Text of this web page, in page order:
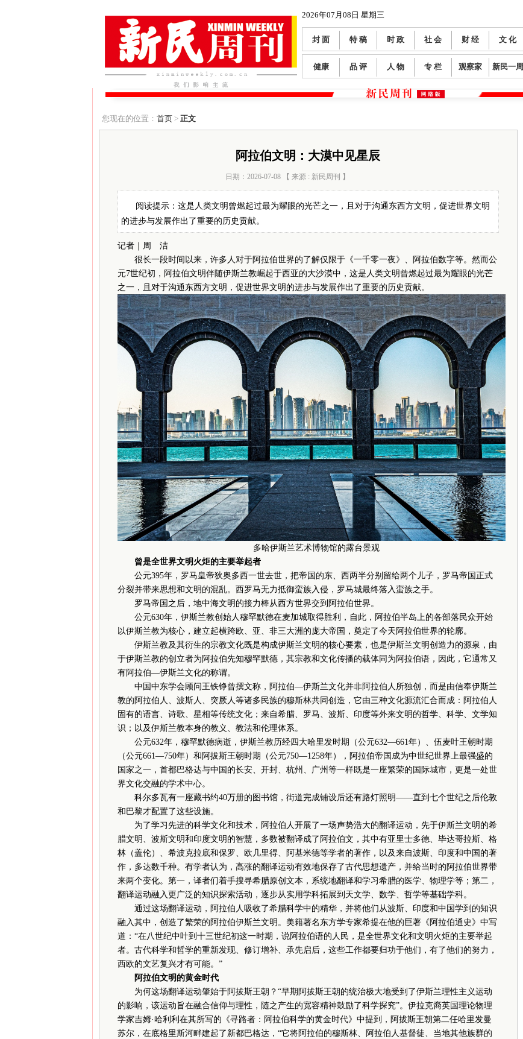
2026年07月08日 星期三
封 面 特 稿 时 政 社 会 财 经 文 化
健康 品 评 人 物 专 栏 观察家 新民一周
您现在的位置： 首页> 正文
阿拉伯文明：大漠中见星辰
日期：2026-07-08 【 来源 : 新民周刊 】
阅读提示：这是人类文明曾燃起过最为耀眼的光芒之一，且对于沟通东西方文明，促进世界文明
的进步与发展作出了重要的历史贡献。
记者｜周 洁
很长一段时间以来，许多人对于阿拉伯世界的了解仅限于《一千零一夜》、阿拉伯数字等。然而公
元7世纪初，阿拉伯文明伴随伊斯兰教崛起于西亚的大沙漠中，这是人类文明曾燃起过最为耀眼的光芒
之一，且对于沟通东西方文明，促进世界文明的进步与发展作出了重要的历史贡献。
多哈伊斯兰艺术博物馆的露台景观
曾是全世界文明火炬的主要举起者
公元395年，罗马皇帝狄奥多西一世去世，把帝国的东、西两半分别留给两个儿子，罗马帝国正式
分裂并带来思想和文明的混乱。西罗马无力抵御蛮族入侵，罗马城最终落入蛮族之手。
罗马帝国之后，地中海文明的接力棒从西方世界交到阿拉伯世界。
公元630年，伊斯兰教创始人穆罕默德在麦加城取得胜利，自此，阿拉伯半岛上的各部落民众开始
以伊斯兰教为核心，建立起横跨欧、亚、非三大洲的庞大帝国，奠定了今天阿拉伯世界的轮廓。
伊斯兰教及其衍生的宗教文化既是构成伊斯兰文明的核心要素，也是伊斯兰文明创造力的源泉，由
于伊斯兰教的创立者为阿拉伯先知穆罕默德，其宗教和文化传播的载体同为阿拉伯语，因此，它通常又
有阿拉伯—伊斯兰文化的称谓。
中国中东学会顾问王铁铮曾撰文称，阿拉伯—伊斯兰文化并非阿拉伯人所独创，而是由信奉伊斯兰
教的阿拉伯人、波斯人、突厥人等诸多民族的穆斯林共同创造，它由三种文化源流汇合而成：阿拉伯人
固有的语言、诗歌、星相等传统文化；来自希腊、罗马、波斯、印度等外来文明的哲学、科学、文学知
识；以及伊斯兰教本身的教义、教法和伦理体系。
公元632年，穆罕默德病逝，伊斯兰教历经四大哈里发时期（公元632—661年）、伍麦叶王朝时期
（公元661—750年）和阿拔斯王朝时期（公元750—1258年），阿拉伯帝国成为中世纪世界上最强盛的
国家之一，首都巴格达与中国的长安、开封、杭州、广州等一样既是一座繁荣的国际城市，更是一处世
界文化交融的学术中心。
科尔多瓦有一座藏书约40万册的图书馆，街道完成铺设后还有路灯照明——直到七个世纪之后伦敦
和巴黎才配置了这些设施。
为了学习先进的科学文化和技术，阿拉伯人开展了一场声势浩大的翻译运动，先于伊斯兰文明的希
腊文明、波斯文明和印度文明的智慧，多数被翻译成了阿拉伯文，其中有亚里士多德、毕达哥拉斯、格
林（盖伦）、希波克拉底和保罗、欧几里得、阿基米德等学者的著作，以及来自波斯、印度和中国的著
作，多达数千种。有学者认为，高涨的翻译运动有效地保存了古代思想遗产，并给当时的阿拉伯世界带
来两个变化。第一，译者们着手搜寻希腊原创文本，系统地翻译和学习希腊的医学、物理学等；第二，
翻译运动融入更广泛的知识探索活动，逐步从实用学科拓展到天文学、数学、哲学等基础学科。
通过这场翻译运动，阿拉伯人吸收了希腊科学中的精华，并将他们从波斯、印度和中国学到的知识
融入其中，创造了繁荣的阿拉伯伊斯兰文明。美籍著名东方学专家希提在他的巨著《阿拉伯通史》中写
道：“在八世纪中叶到十三世纪初这一时期，说阿拉伯语的人民，是全世界文化和文明火炬的主要举起
者。古代科学和哲学的重新发现、修订增补、承先启后，这些工作都要归功于他们，有了他们的努力，
西欧的文艺复兴才有可能。”
阿拉伯文明的黄金时代
为何这场翻译运动肇始于阿拔斯王朝？“早期阿拔斯王朝的统治极大地受到了伊斯兰理性主义运动
的影响，该运动旨在融合信仰与理性，随之产生的宽容精神鼓励了科学探究”。伊拉克裔英国理论物理
学家吉姆·哈利利在其所写的《寻路者：阿拉伯科学的黄金时代》中提到，阿拔斯王朝第二任哈里发曼
苏尔，在底格里斯河畔建起了新都巴格达，“它将阿拉伯的穆斯林、阿拉伯人基督徒、当地其他族群的